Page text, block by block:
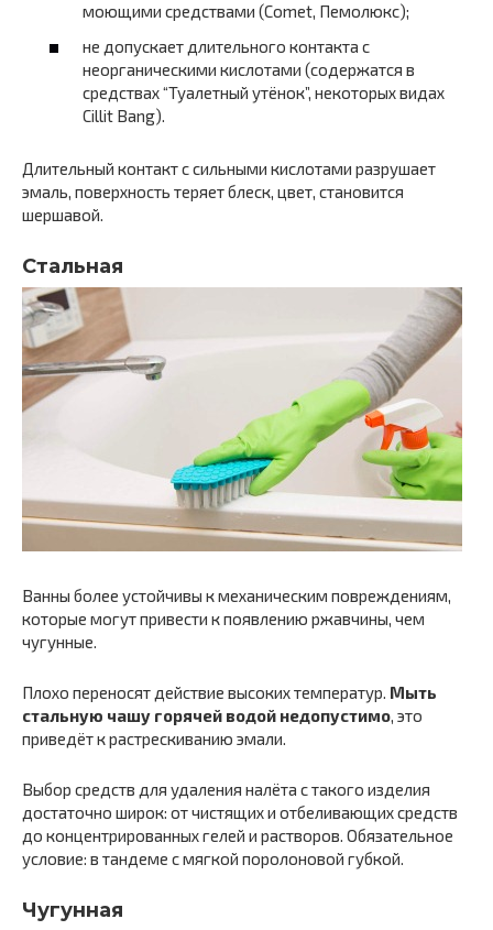
моющими средствами (Comet, Пемолюкс);
не допускает длительного контакта с
неорганическими кислотами (содержатся в
средствах “Туалетный утёнок”, некоторых видах
Cillit Bang).
Длительный контакт с сильными кислотами разрушает
эмаль, поверхность теряет блеск, цвет, становится
шершавой.
Стальная
Ванны более устойчивы к механическим повреждениям,
которые могут привести к появлению ржавчины, чем
чугунные.
Плохо переносят действие высоких температур. Мыть
стальную чашу горячей водой недопустимо, это
приведёт к растрескиванию эмали.
Выбор средств для удаления налёта с такого изделия
достаточно широк: от чистящих и отбеливающих средств
до концентрированных гелей и растворов. Обязательное
условие: в тандеме с мягкой поролоновой губкой.
Чугунная